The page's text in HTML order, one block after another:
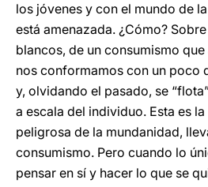
los jóvenes y con el mundo de
está amenazada. ¿Cómo?
blancos, de un consumismo
nos conformamos con un poco
y, olvidando el pasado, se
a escala del individuo. Esta es
peligrosa de la mundanidad,
consumismo. Pero cuando lo
pensar en sí y hacer lo que se